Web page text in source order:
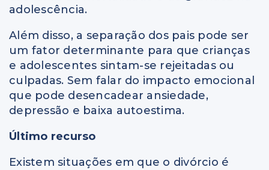
adolescência.
Além disso, a separação dos pais pode ser
um fator determinante para que crianças
e adolescentes sintam-se rejeitadas ou
culpadas. Sem falar do impacto emocional
que pode desencadear ansiedade,
depressão e baixa autoestima.
Último recurso
Existem situações em que o divórcio é